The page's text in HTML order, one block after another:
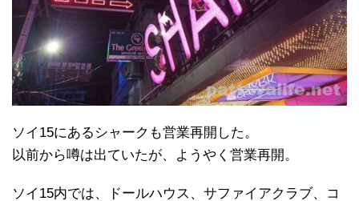
ソイ15にあるシャークも営業再開した。
以前から噂は出ていたが、ようやく営業再開。
ソイ15内では、ドールハウス、サファイアクラブ、コ